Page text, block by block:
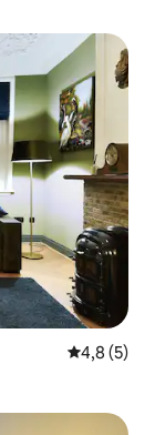
Prosječna
4,8 (5)